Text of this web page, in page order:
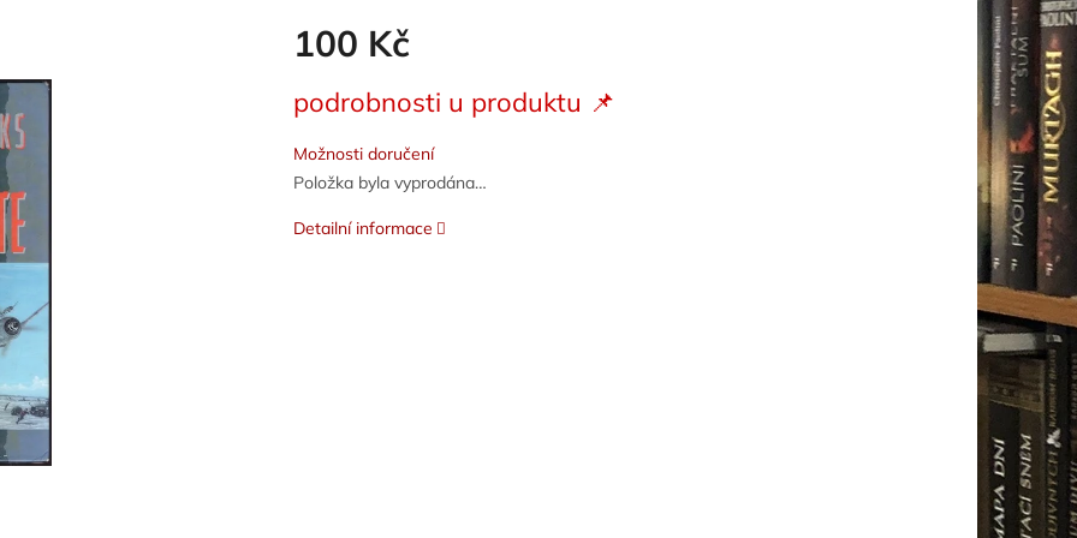
100 Kč
cena:
podrobnosti u produktu 📌
Možnosti doručení
Položka byla vyprodána…
Detailní informace